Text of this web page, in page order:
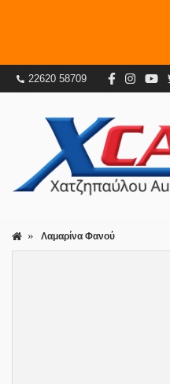
22620 58709
Λαμαρίνα Φανού